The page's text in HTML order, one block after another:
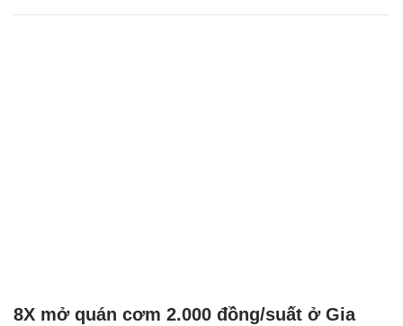
8X mở quán cơm 2.000 đồng/suất ở Gia